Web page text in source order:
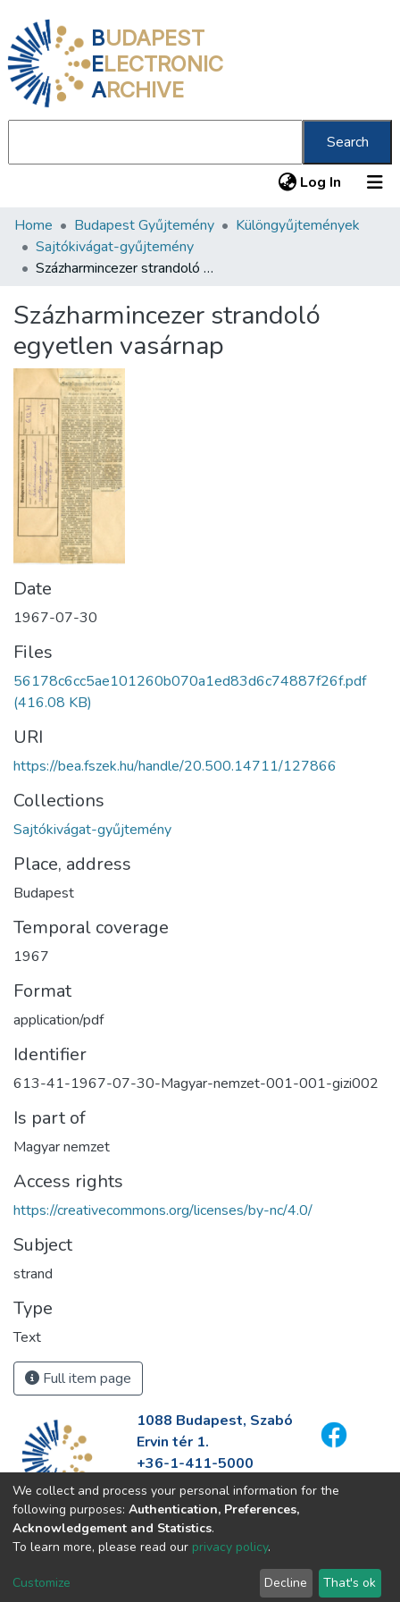
BUDAPEST
ELECTRONIC
ARCHIVE
Search
Log In (current)
Communities & Collections
All of DSpace
About us
Home Budapest Gyűjtemény
Különgyűjtemények
Sajtókivágat-gyűjtemény
Százharmincezer strandoló egyetlen vasárnap
Százharmincezer strandoló
egyetlen vasárnap
Date
1967-07-30
Files
56178c6cc5ae101260b070a1ed83d6c74887f26f.pdf
(416.08 KB)
URI
https://bea.fszek.hu/handle/20.500.14711/127866
Collections
Sajtókivágat-gyűjtemény
Place, address
Budapest
Temporal coverage
1967
Format
application/pdf
Identifier
613-41-1967-07-30-Magyar-nemzet-001-001-gizi002
Is part of
Magyar nemzet
Access rights
https://creativecommons.org/licenses/by-nc/4.0/
Subject
strand
Type
Text
Full item page
1088 Budapest, Szabó
Ervin tér 1.
+36-1-411-5000
info@fszek.hu
https://fszek.hu
We collect and process your personal information for the
following purposes: Authentication, Preferences,
Acknowledgement and Statistics.
To learn more, please read our privacy policy.
Customize Decline That's ok